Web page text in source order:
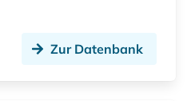
Zur Datenbank